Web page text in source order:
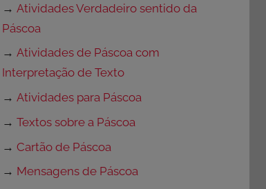
→Atividades Verdadeiro sentido da
Páscoa
→Atividades de Páscoa com
Interpretação de Texto
→Atividades para Páscoa
→Textos sobre a Páscoa
→Cartão de Páscoa
→ Mensagens de Páscoa